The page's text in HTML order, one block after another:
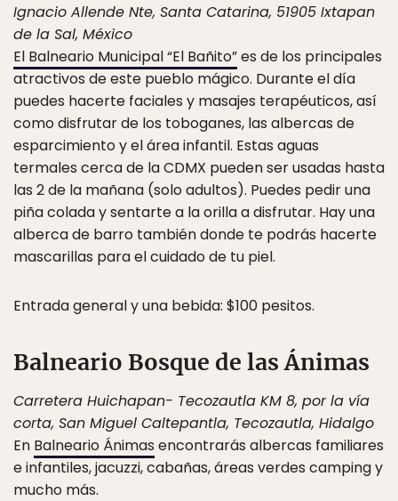
Ignacio Allende Nte, Santa Catarina, 51905 Ixtapan
de la Sal, México
El Balneario Municipal “El Bañito”es de los principales
atractivos de este pueblo mágico. Durante el día
puedes hacerte faciales y masajes terapéuticos, así
como disfrutar de los toboganes, las albercas de
esparcimiento y el área infantil. Estas aguas
termales cerca de la CDMX pueden ser usadas hasta
las 2 de la mañana (solo adultos). Puedes pedir una
piña colada y sentarte a la orilla a disfrutar. Hay una
alberca de barro también donde te podrás hacerte
mascarillas para el cuidado de tu piel.
Entrada general y una bebida: $100 pesitos.
Balneario Bosque de las Ánimas
Carretera Huichapan- Tecozautla KM 8, por la vía
corta, San Miguel Caltepantla, Tecozautla, Hidalgo
En Balneario Ánimas encontrarás albercas familiares
e infantiles, jacuzzi, cabañas, áreas verdes camping y
mucho más.